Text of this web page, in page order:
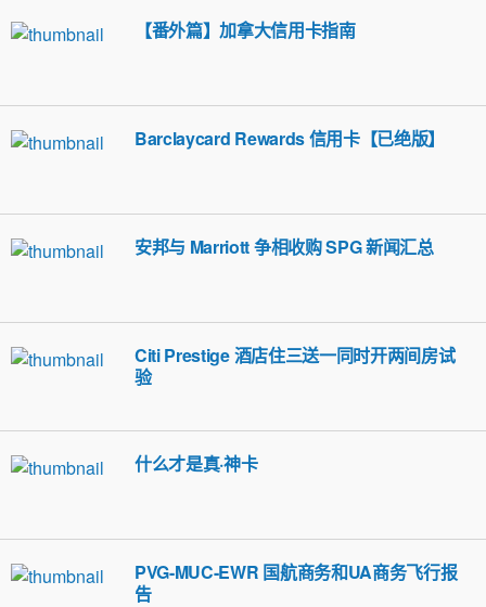
【番外篇】加拿大信用卡指南
Barclaycard Rewards 信用卡【已绝版】
安邦与 Marriott 争相收购 SPG 新闻汇总
Citi Prestige 酒店住三送一同时开两间房试
验
什么才是真·神卡
PVG-MUC-EWR 国航商务和UA商务飞行报
告